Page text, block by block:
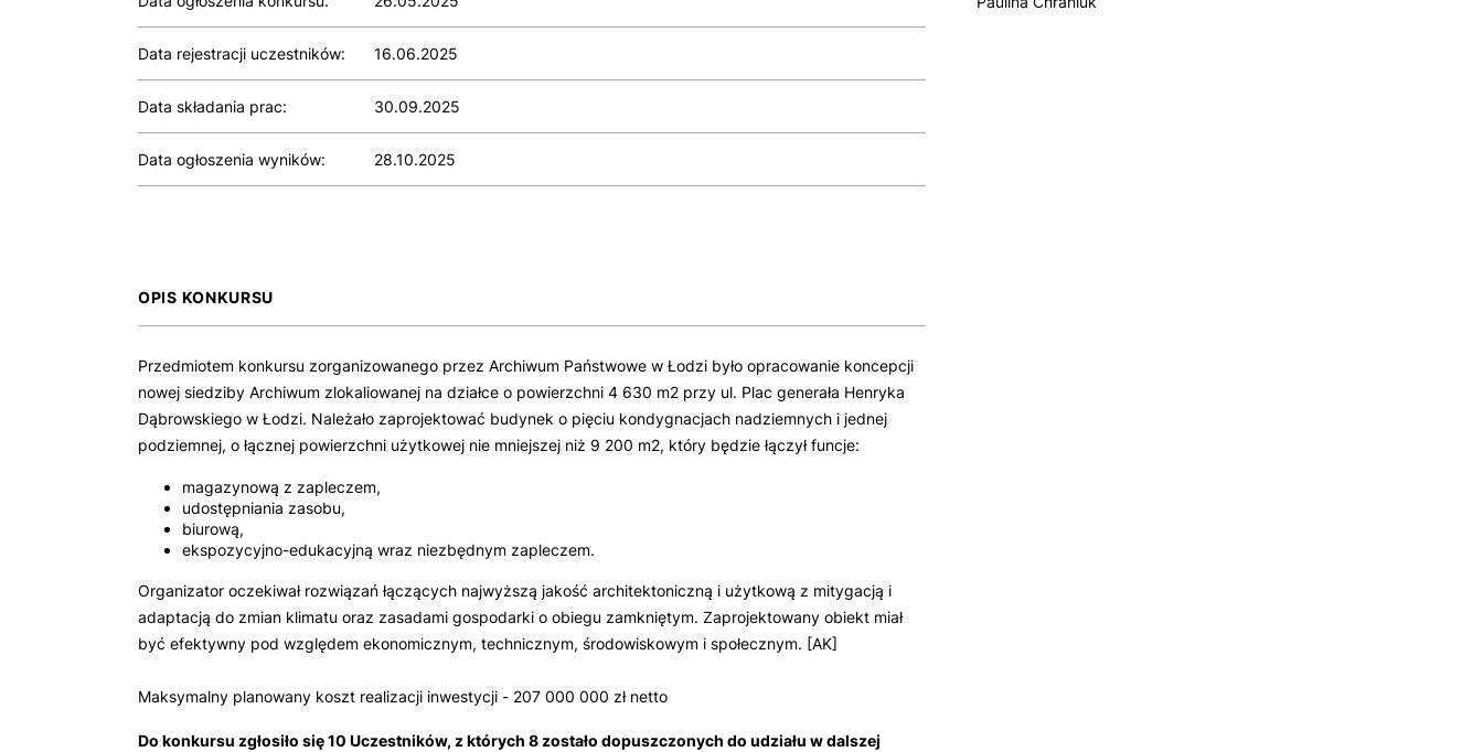
Data rejestracji uczestników: 16.06.2025
Data składania prac: 30.09.2025
Data ogłoszenia wyników: 28.10.2025
OPIS KONKURSU
Przedmiotem konkursu zorganizowanego przez Archiwum Państwowe w Łodzi było opracowanie koncepcji
nowej siedziby Archiwum zlokaliowanej na działce o powierzchni 4 630 m2 przy ul. Plac generała Henryka
Dąbrowskiego w Łodzi. Należało zaprojektować budynek o pięciu kondygnacjach nadziemnych i jednej
podziemnej, o łącznej powierzchni użytkowej nie mniejszej niż 9 200 m2, który będzie łączył funcje:
magazynową z zapleczem,
udostępniania zasobu,
biurową,
ekspozycyjno-edukacyjną wraz niezbędnym zapleczem.
Organizator oczekiwał rozwiązań łączących najwyższą jakość architektoniczną i użytkową z mitygacją i
adaptacją do zmian klimatu oraz zasadami gospodarki o obiegu zamkniętym. Zaprojektowany obiekt miał
być efektywny pod względem ekonomicznym, technicznym, środowiskowym i społecznym. [AK]
Maksymalny planowany koszt realizacji inwestycji - 207 000 000 zł netto
Do konkursu zgłosiło się 10 Uczestników, z których 8 zostało dopuszczonych do udziału w dalszej